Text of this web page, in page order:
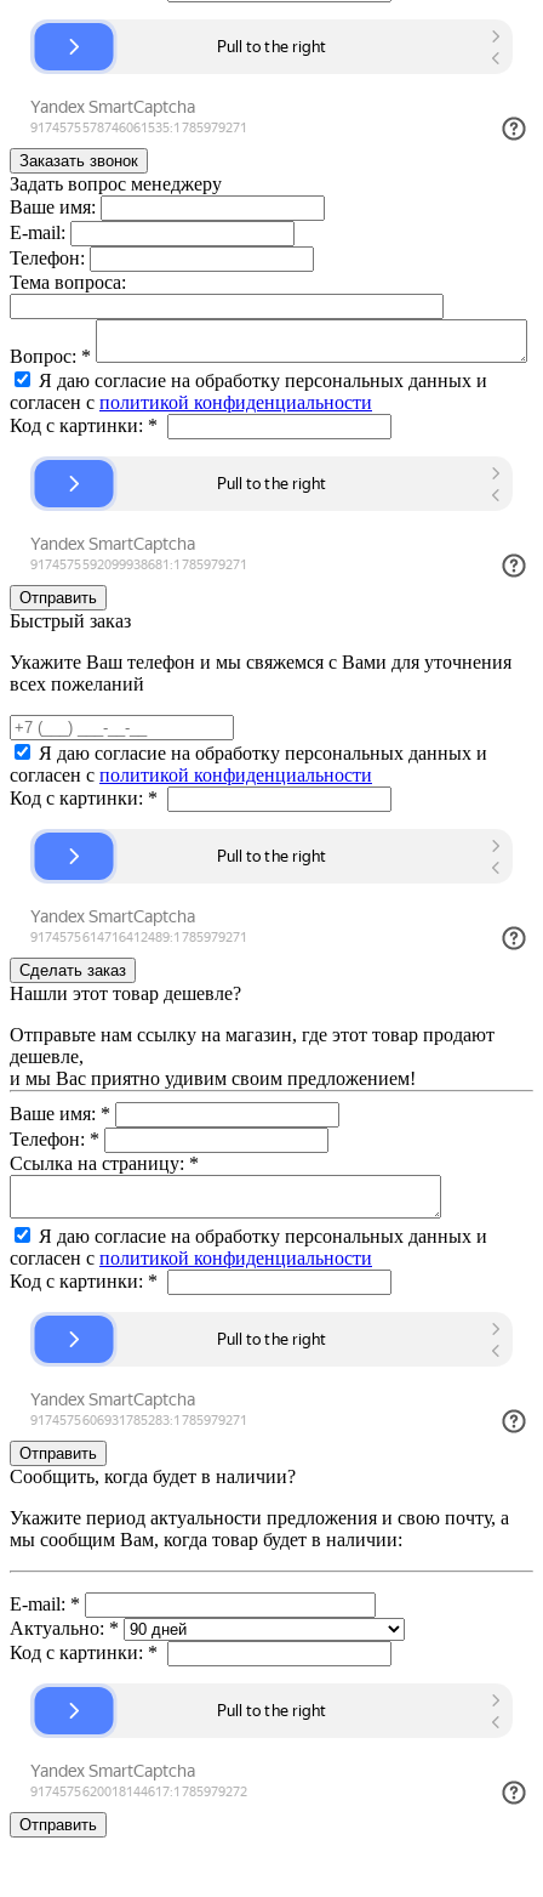
Задать вопрос менеджеру
Ваше имя:
E-mail:
Телефон:
Тема вопроса:
Вопрос: *
Я даю согласие на обработку персональных данных и
согласен с политикой конфиденциальности
Код с картинки: *
Быстрый заказ
Укажите Ваш телефон и мы свяжемся с Вами для уточнения
всех пожеланий
Я даю согласие на обработку персональных данных и
согласен с политикой конфиденциальности
Код с картинки: *
Нашли этот товар дешевле?
Отправьте нам ссылку на магазин, где этот товар продают
дешевле,
и мы Вас приятно удивим своим предложением!
Ваше имя: *
Телефон: *
Ссылка на страницу: *
Я даю согласие на обработку персональных данных и
согласен с политикой конфиденциальности
Код с картинки: *
Сообщить, когда будет в наличии?
Укажите период актуальности предложения и свою почту, а
мы сообщим Вам, когда товар будет в наличии:
E-mail: *
Актуально: *
Код с картинки: *